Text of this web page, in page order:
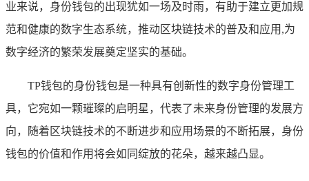
业来说，身份钱包的出现犹如一场及时雨，有助于建立更加规
范和健康的数字生态系统，推动区块链技术的普及和应用,为
数字经济的繁荣发展奠定坚实的基础。
TP钱包的身份钱包是一种具有创新性的数字身份管理工
具，它宛如一颗璀璨的启明星，代表了未来身份管理的发展方
向，随着区块链技术的不断进步和应用场景的不断拓展，身份
钱包的价值和作用将会如同绽放的花朵，越来越凸显。